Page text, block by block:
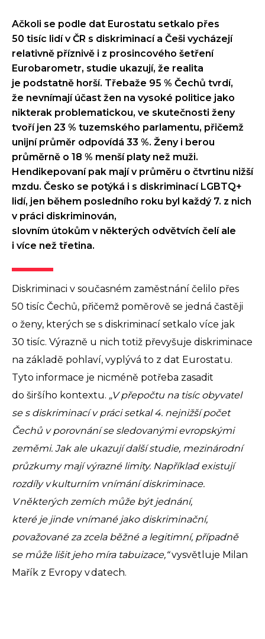
Ačkoli se podle dat Eurostatu setkalo přes
50 tisíc lidí v ČR s diskriminací a Češi vycházejí
relativně příznivě i z prosincového šetření
Eurobarometr, studie ukazují, že realita
je podstatně horší. Třebaže 95 % Čechů tvrdí,
že nevnímají účast žen na vysoké politice jako
nikterak problematickou, ve skutečnosti ženy
tvoří jen 23 % tuzemského parlamentu, přičemž
unijní průměr odpovídá 33 %. Ženy i berou
průměrně o 18 % menší platy než muži.
Hendikepovaní pak mají v průměru o čtvrtinu nižší
mzdu. Česko se potýká i s diskriminací LGBTQ+
lidí, jen během posledního roku byl každý 7. z nich
v práci diskriminován,
slovním útokům v některých odvětvích čelí ale
i více než třetina.
Diskriminaci v současném zaměstnání čelilo přes
50 tisíc Čechů, přičemž poměrově se jedná častěji
o ženy, kterých se s diskriminací setkalo více jak
30 tisíc. Výrazně u nich totiž převyšuje diskriminace
na základě pohlaví, vyplývá to z dat Eurostatu.
Tyto informace je nicméně potřeba zasadit
do širšího kontextu. „V přepočtu na tisíc obyvatel
se s diskriminací v práci setkal 4. nejnižší počet
Čechů v porovnání se sledovanými evropskými
zeměmi. Jak ale ukazují další studie, mezinárodní
průzkumy mají výrazné limity. Například existují
rozdíly v kulturním vnímání diskriminace.
V některých zemích může být jednání,
které je jinde vnímané jako diskriminační,
považované za zcela běžné a legitimní, případně
se může lišit jeho míra tabuizace,“vysvětluje Milan
Mařík z Evropy v datech.